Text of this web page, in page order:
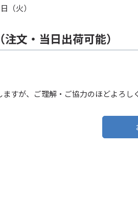
（火）
文・当日出荷可能）
すが、ご理解・ご協力のほどよろし